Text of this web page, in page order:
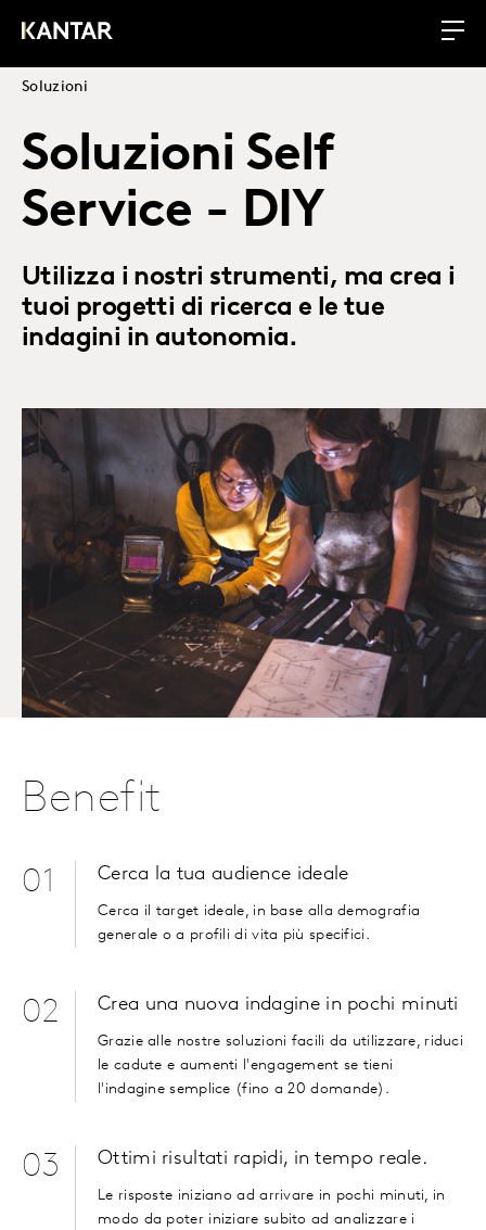
Soluzioni
Soluzioni Self
Service - DIY
Utilizza i nostri strumenti, ma crea i
tuoi progetti di ricerca e le tue
indagini in autonomia.
Benefit
01 Cerca la tua audience ideale
Cerca il target ideale, in base alla demografia
generale o a profili di vita più specifici.
02 Crea una nuova indagine in pochi minuti
Grazie alle nostre soluzioni facili da utilizzare, riduci
le cadute e aumenti l'engagement se tieni
l'indagine semplice (fino a 20 domande).
03 Ottimi risultati rapidi, in tempo reale.
Le risposte iniziano ad arrivare in pochi minuti, in
modo da poter iniziare subito ad analizzare i